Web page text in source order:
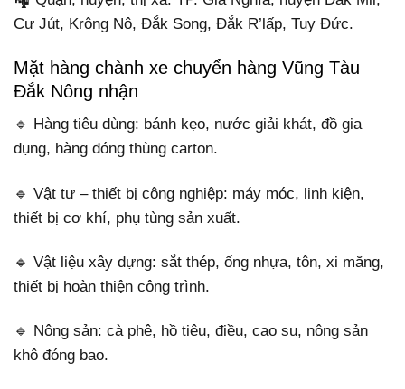
Cư Jút, Krông Nô, Đắk Song, Đắk R’lấp, Tuy Đức.
Mặt hàng chành xe chuyển hàng Vũng Tàu
Đắk Nông nhận
🔹 Hàng tiêu dùng: bánh kẹo, nước giải khát, đồ gia
dụng, hàng đóng thùng carton.
🔹 Vật tư – thiết bị công nghiệp: máy móc, linh kiện,
thiết bị cơ khí, phụ tùng sản xuất.
🔹 Vật liệu xây dựng: sắt thép, ống nhựa, tôn, xi măng,
thiết bị hoàn thiện công trình.
🔹 Nông sản: cà phê, hồ tiêu, điều, cao su, nông sản
khô đóng bao.